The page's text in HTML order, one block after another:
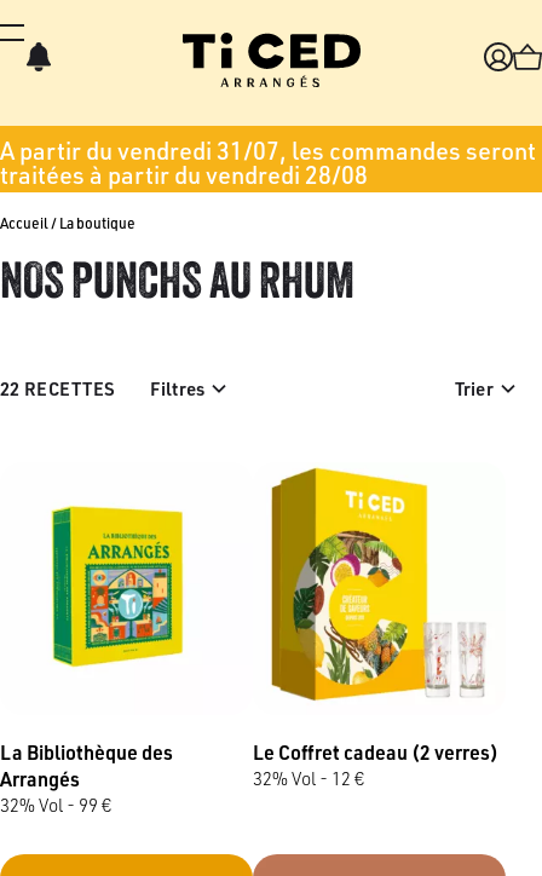
A partir du vendredi 31/07, les commandes seront
traitées à partir du vendredi 28/08
Accueil / La boutique
NOS PUNCHS AU RHUM
22 RECETTES
Filtres
Contenance
Ingrédients
Trier
La Bibliothèque des
Arrangés
32% Vol - 99 €
Le Coffret cadeau (2 verres)
32% Vol - 12 €